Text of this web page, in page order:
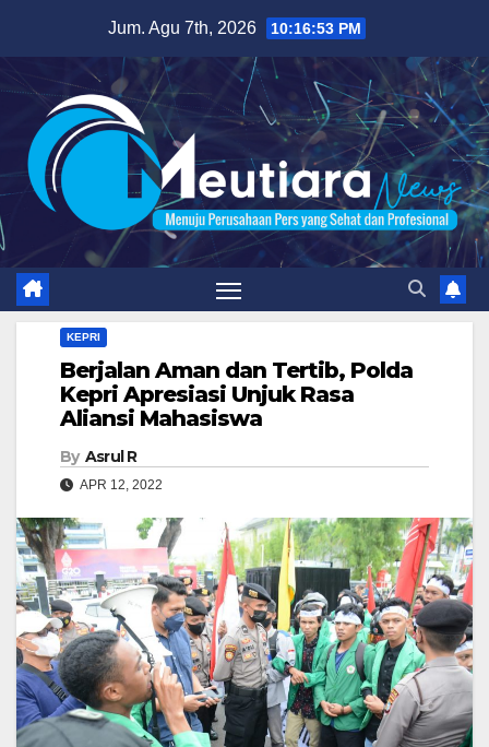
content
Jum. Agu 7th, 2026 10:16:54 PM
KEPRI
Berjalan Aman dan Tertib, Polda
Kepri Apresiasi Unjuk Rasa
Aliansi Mahasiswa
By Asrul R
APR 12, 2022